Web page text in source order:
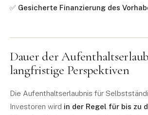
✅ Gesicherte Finanzierung des
Dauer der
langfristige Perspektiven
Die Aufenthaltserlaubnis für
Investoren wird in der Regel für bis zu